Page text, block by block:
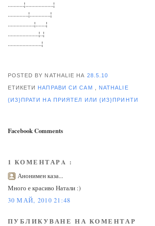
...........¦...................¦
..............¦..............¦
..................¦.......¦
.....................¦..¦
.......................¦
POSTED BY NATHALIE НА 28.5.10
ЕТИКЕТИ НАПРАВИ СИ САМ NATHALIE
{ИЗ}ПРАТИ НА ПРИЯТЕЛ ИЛИ {ИЗ}ПРИНТИ
Facebook Comments
1 КОМЕНТАРA :
Анонимен каза...
Много е красиво Натали :)
30 МАЙ, 2010 21:48
ПУБЛИКУВАНЕ НА КОМЕНТАР